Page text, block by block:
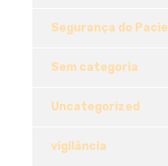
Segurança do
Sem categoria
Uncategorized
vigilância